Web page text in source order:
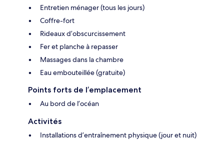
Entretien ménager (tous les jours)
Coffre-fort
Rideaux d’obscurcissement
Fer et planche à repasser
Massages dans la chambre
Eau embouteillée (gratuite)
Points forts de l’emplacement
Au bord de l’océan
Activités
Installations d’entraînement physique (jour et nuit)